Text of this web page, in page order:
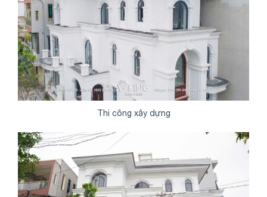
Thi công xây dựng